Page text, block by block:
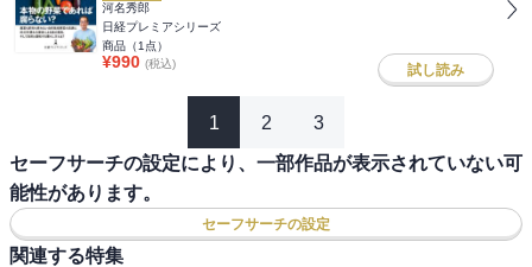
河名秀郎
日経プレミアシリーズ
商品（1 点）
¥990 (税込) 試し読み
1 2 3
セーフサーチの設定により、一部作品が表示されていない可
能性があります。
セーフサーチの設定
関連する特集